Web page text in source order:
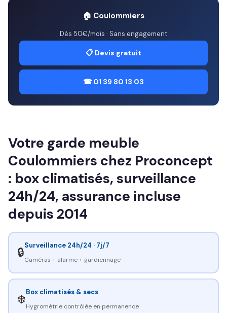
🏠 Coulommiers
Dès 50€/mois · Sans engagement
📋 Devis gratuit
☎ 01 39 80 13 03
Votre garde meuble
Coulommiers chez Proconcept
: box climatisés, surveillance
24h/24, assurance incluse
depuis 2014
🔒Surveillance 24h/24 · 7j/7
Caméras + alarme + gardiennage
❄️Box climatisés & secs
Hygrométrie contrôlée en permanence